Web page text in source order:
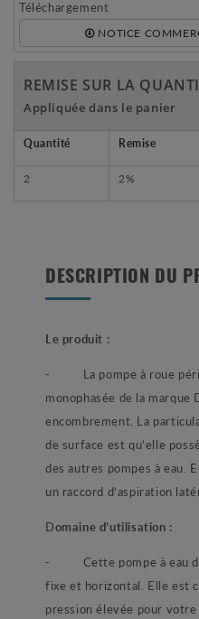
Téléchargement
NOTICE
REMISE SUR LA
Appliquée dans le panier
Quantité Remise
2 2%
DESCRIPTION DU
Le produit :
- La pompe à roue
monophasée de la marque
encombrement. La
de surface est qu’elle
des autres pompes à eau.
un raccord d’aspiration
Domaine d’utilisation :
- Cette pompe à eau
fixe et horizontal. Elle est
pression élevée pour